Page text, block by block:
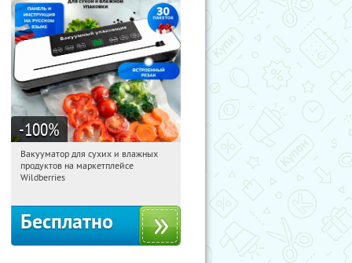
-100%
10:21:43 Получили:197
Россия
Вакууматор для сухих и влажных
продуктов на маркетплейсе
Wildberries
Бесплатно